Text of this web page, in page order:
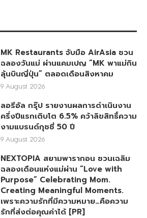
MK Restaurants จับมือ AirAsia ชวน
ฉลองวันแม่ ผ่านแคมเปญ “MK พาแม่กิน
ลุ้นบินญี่ปุ่น” ตลอดเดือนสิงหาคม
9 August 2026
ลอรีอัล กรุ๊ป รายงานผลการดำเนินงาน
ครึ่งปีแรกเติบโต 6.5% คว้าลิขสิทธิ์ความ
งามแบรนด์กุชชี่ 50 ปี
9 August 2026
NEXTOPIA สยามพารากอน ชวนเฉลิม
ฉลองเดือนแห่งแม่ผ่าน “Love with
Purpose” Celebrating Mom.
Creating Meaningful Moments.
เพราะความรักที่มีความหมาย…คือความ
รักที่ส่งต่อคุณค่าได้ [PR]